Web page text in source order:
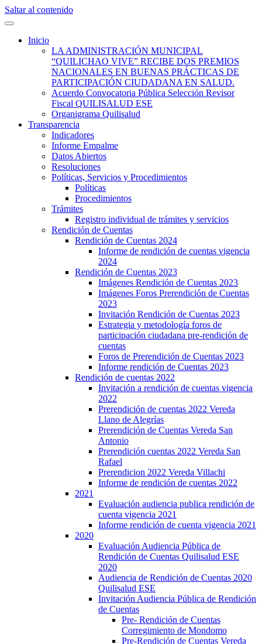
Saltar al contenido
Quilisalud
Inicio
LA ADMINISTRACIÓN MUNICIPAL
“QUILICHAO VIVE” RECIBE DOS PREMIOS
NACIONALES EN BUENAS PRÁCTICAS DE
PARTICIPACIÓN CIUDADANA EN SALUD.
Acuerdo Convocatoria Pública Selección Revisor
Fiscal QUILISALUD ESE
Organigrama Quilisalud
Transparencia
Indicadores
Informe Empalme
Datos Abiertos
Resoluciones
Políticas, Servicios y Procedimientos
Políticas
Procedimientos
Trámites
Registro individual de trámites y servicios
Rendición de Cuentas
Rendición de Cuentas 2024
Informe de rendición de cuentas vigencia
2024
Rendición de Cuentas 2023
Imágenes Rendición de Cuentas 2023
Imágenes Foros Prerendición de Cuentas
2023
Invitación Rendición de Cuentas 2023
Estrategia y metodología foros de
participación ciudadana pre-rendición de
cuentas
Foros de Prerendición de Cuentas 2023
Informe rendición de Cuentas 2023
Rendición de cuentas 2022
Invitación a rendición de cuentas vigencia
2022
Prerendición de cuentas 2022 Vereda
Llano de Alegrías
Prerendición de Cuentas Vereda San
Antonio
Prerendición cuentas 2022 Vereda San
Rafael
Prerendicion 2022 Vereda Villachi
Informe de rendición de cuentas 2022
2021
Evaluación audiencia publica rendición de
cuenta vigencia 2021
Informe rendición de cuenta vigencia 2021
2020
Evaluación Audiencia Pública de
Rendición de Cuentas Quilisalud ESE
2020
Audiencia de Rendición de Cuentas 2020
Quilisalud ESE
Invitación Audiencia Pública de Rendición
de Cuentas
Pre- Rendición de Cuentas
Corregimiento de Mondomo
Pre-Rendición de Cuentas Vereda